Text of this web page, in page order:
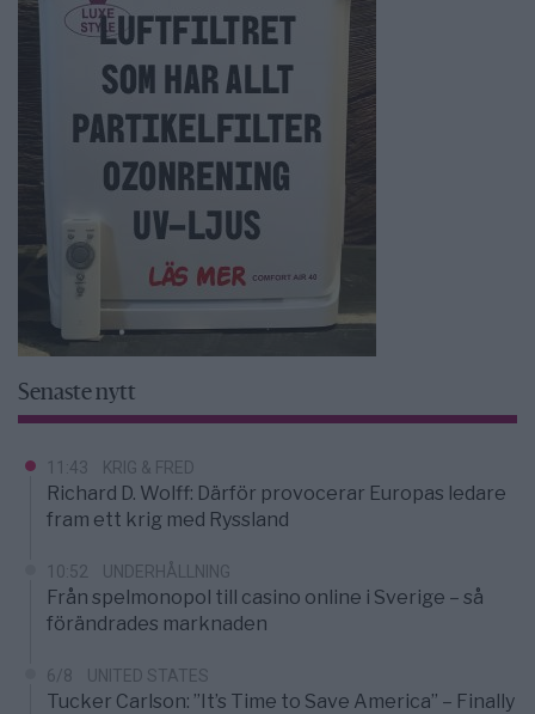
Senaste nytt
11:43 KRIG & FRED
Richard D. Wolff: Därför provocerar Europas ledare
fram ett krig med Ryssland
10:52 UNDERHÅLLNING
Från spelmonopol till casino online i Sverige – så
förändrades marknaden
6/8 UNITED STATES
Tucker Carlson: ”It’s Time to Save America” – Finally